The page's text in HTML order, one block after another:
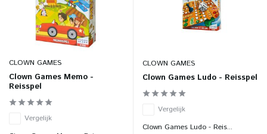
CLOWN GAMES
Clown Games Memo -
Reisspel
Vergelijk
CLOWN GAMES
Clown Games Ludo - Reisspel
Vergelijk
Clown Games Ludo - Reis...